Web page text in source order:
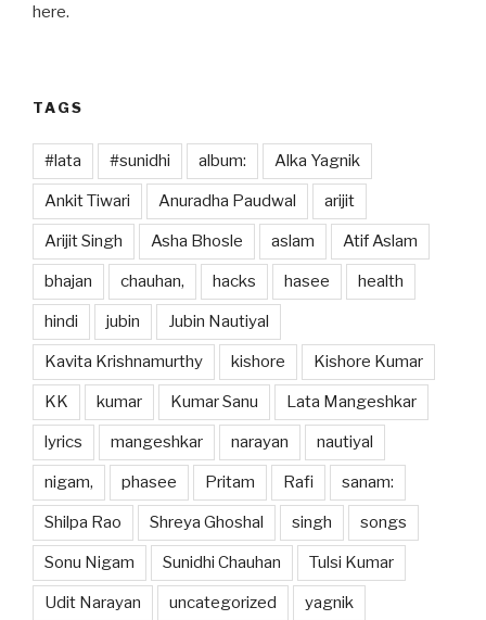
here.
TAGS
#lata #sunidhi album: Alka Yagnik
Ankit Tiwari Anuradha Paudwal arijit
Arijit Singh Asha Bhosle aslam Atif Aslam
bhajan chauhan, hacks hasee health
hindi jubin Jubin Nautiyal
Kavita Krishnamurthy kishore Kishore Kumar
KK kumar Kumar Sanu Lata Mangeshkar
lyrics mangeshkar narayan nautiyal
nigam, phasee Pritam Rafi sanam:
Shilpa Rao Shreya Ghoshal singh songs
Sonu Nigam Sunidhi Chauhan Tulsi Kumar
Udit Narayan uncategorized yagnik